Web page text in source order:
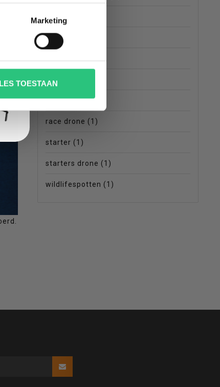
Marketing
TOESTAAN
mavic mini
mini 3 pro
nd filter
quadcopter(1)
race drone (1)
starter (1)
starters drone (1)
wildlifespotten (1)